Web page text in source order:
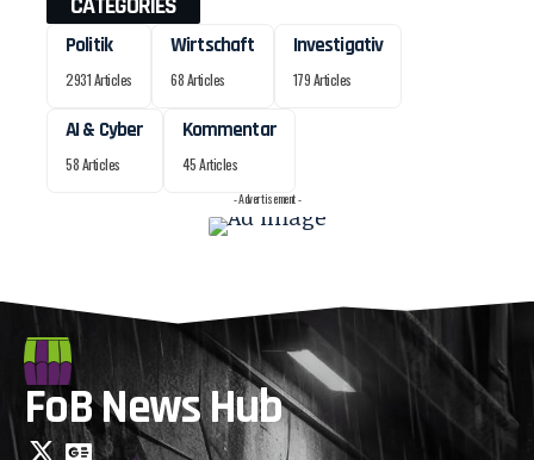
Politik
2931 Articles
Wirtschaft
68 Articles
Investigativ
179 Articles
AI & Cyber
58 Articles
Kommentar
45 Articles
- Advertisement -
FoB News Hub